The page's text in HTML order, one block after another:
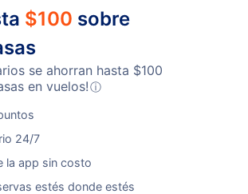
$100 sobre
se ahorran hasta $100
en vuelos!ⓘ
24/7
la app sin costo
estés donde estés